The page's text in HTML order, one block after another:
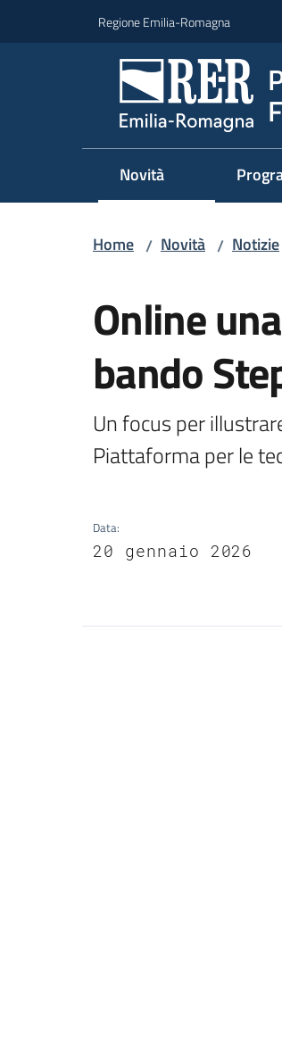
Regione Emilia-Romagna
Novità
Home / Novità / Notizie
Online
bando
Un focus per
Piattaforma per le
Data:
20 gennaio 2026